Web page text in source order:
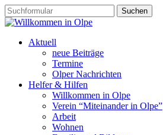
Aktuell
neue Beiträge
Termine
Olper Nachrichten
Helfer & Hilfen
Willkommen in Olpe
Verein “Miteinander in Olpe”
Arbeit
Wohnen